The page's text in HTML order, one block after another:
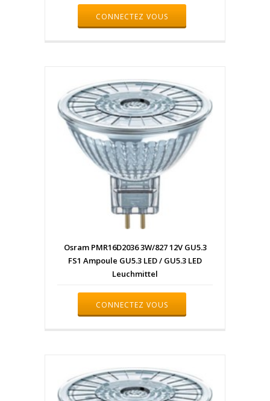
CONNECTEZ VOUS
Osram PMR16D2036 3W/827 12V GU5.3
FS1 Ampoule GU5.3 LED / GU5.3 LED
Leuchmittel
CONNECTEZ VOUS